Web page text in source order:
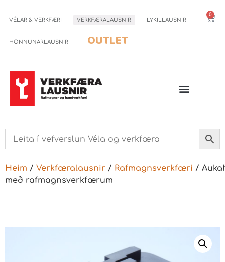
VÉLAR & VERKFÆRI VERKFÆRALAUSNIR LYKILLAUSNIR
HÖNNUNARLAUSNIR OUTLET
0
Heim / Verkfæralausnir / Rafmagnsverkfæri /
með rafmagnsverkfærum